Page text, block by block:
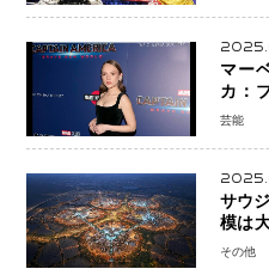
マー
カ：
新ブ
芸能
サウ
模は
予定
その他